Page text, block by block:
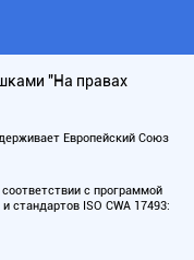
"На правах
Европейский Союз
с программой
ISO CWA 17493: